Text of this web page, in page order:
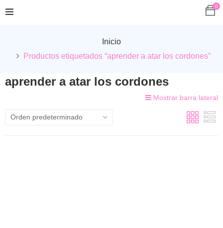
0
Inicio
Productos etiquetados “aprender a atar los cordones”
aprender a atar los cordones
Mostrar barra lateral